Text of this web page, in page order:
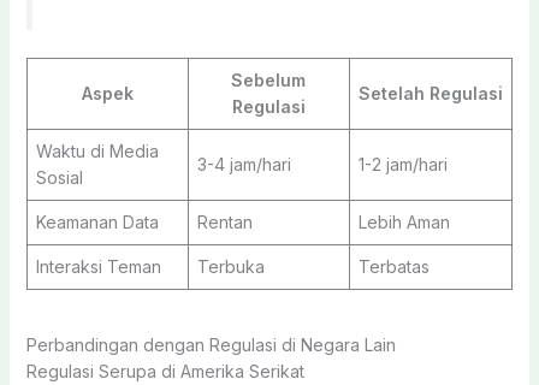
Aspek
Sebelum
Regulasi
Setelah Regulasi
Waktu di Media
Sosial
3-4 jam/hari 1-2 jam/hari
Keamanan Data Rentan Lebih Aman
Interaksi Teman Terbuka Terbatas
Perbandingan dengan Regulasi di Negara Lain
Regulasi Serupa di Amerika Serikat